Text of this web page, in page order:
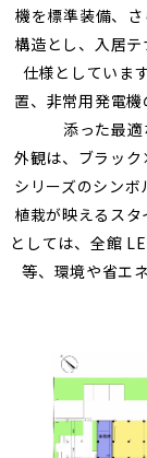
機を標準装備、
構造とし、入居テ
仕様としていま
置、非常用発電機
添った最適
外観は、ブラッ
シリーズのシンボ
植栽が映えるス
としては、全館
等、環境や省エ